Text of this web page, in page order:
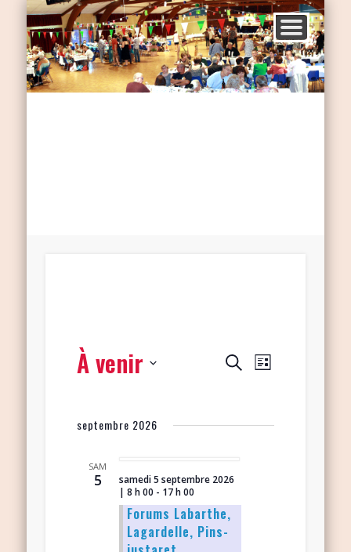
Recherche
Évènements
RechercheNavigation
Liste
À venir
date.
septembre 2026
SAM
5
samedi 5 septembre 2026
| 8 h 00 - 17 h 00
Forums Labarthe,
Lagardelle, Pins-